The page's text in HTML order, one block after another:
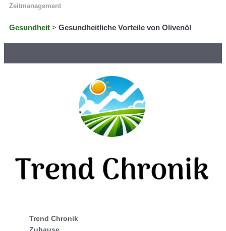
Zeitmanagement
Gesundheit > Gesundheitliche Vorteile von Olivenöl
Trend Chronik